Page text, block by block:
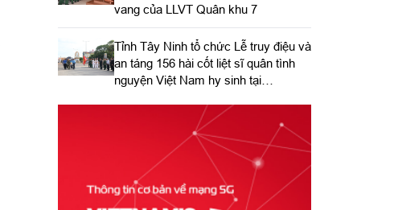
vang của LLVT Quân khu 7
​Tỉnh Tây Ninh tổ chức Lễ truy điệu và
an táng 156 hài cốt liệt sĩ quân tình
nguyện Việt Nam hy sinh tại